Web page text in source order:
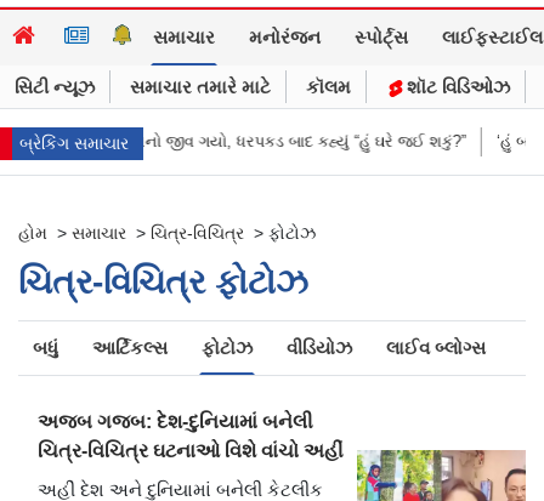
સમાચાર મનોરંજન સ્પોર્ટ્સ લાઈફસ્ટાઈલ
સિટી ન્યૂઝ સમાચાર તમારે માટે કૉલમ શૉટ વિડિઓઝ
બ્રેકિંગ સમાચાર
જ દુલ્હનનો જીવ ગયો, ધરપકડ બાદ કહ્યું “હું ઘરે જઈ શકું?” ‘હું બાબા બાગેશ્વર
હોમ > સમાચાર > ચિત્ર-વિચિત્ર > ફોટોઝ
ચિત્ર-વિચિત્ર ફોટોઝ
બધું આર્ટિકલ્સ ફોટોઝ વીડિયોઝ લાઈવ બ્લોગ્સ
અજબ ગજબ: દેશ-દુનિયામાં બનેલી
ચિત્ર-વિચિત્ર ઘટનાઓ વિશે વાંચો અહીં
અહીં દેશ અને દુનિયામાં બનેલી કેટલીક